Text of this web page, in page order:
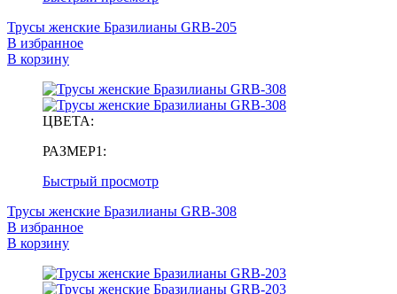
Трусы женские Бразилианы GRB-205
В избранное
В корзину
ЦВЕТА:
РАЗМЕР1:
Быстрый просмотр
Трусы женские Бразилианы GRB-308
В избранное
В корзину